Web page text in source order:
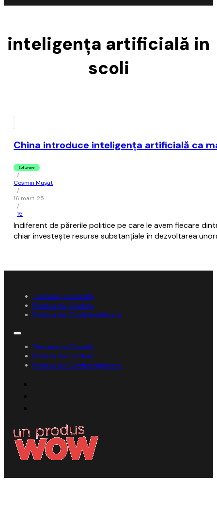
inteligenţa artificială in
scoli
China introduce inteligenţa artificială ca
Software
/
Cosmin Mușat
/
16 mart. 25
/
15
Indiferent de părerile politice pe care le avem fiecare
chiar investeşte resurse substanţiale în dezvoltarea
Termene și Condiții
Politica de Cookies
Politica de Confidențialitate
Termene și Condiții
Politica de Cookies
Politica de Confidențialitate